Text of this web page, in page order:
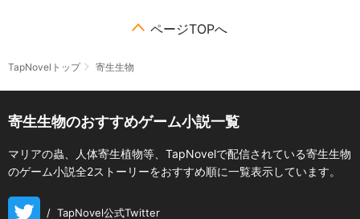
ページTOPへ
TapNovelトップ 寄生生物
寄生生物のおすすめゲーム小説一覧
マリアの蟲、人体寄生植物等、TapNovelで配信されている寄生生物
のゲーム小説全2ストーリーをおすすめ順に一覧表示しています。
/ TapNovel公式Twitter